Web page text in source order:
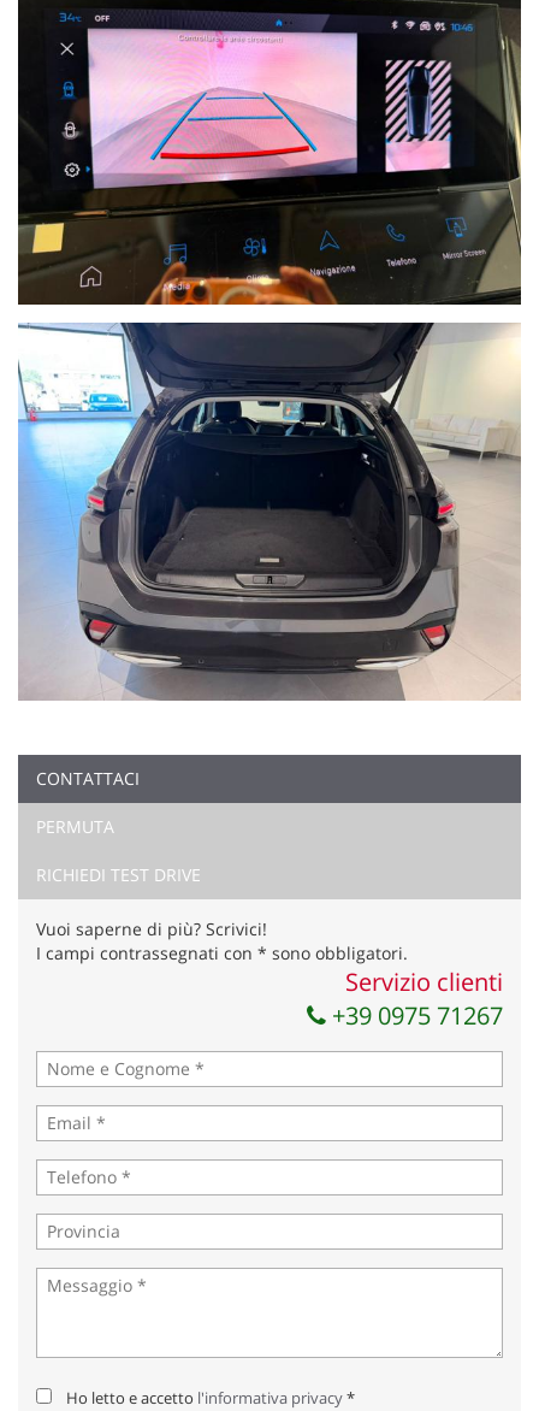
CONTATTACI
PERMUTA
RICHIEDI TEST DRIVE
Vuoi saperne di più? Scrivici!
I campi contrassegnati con * sono obbligatori.
Servizio clienti
+39 0975 71267
Ho letto e accetto l'informativa privacy*